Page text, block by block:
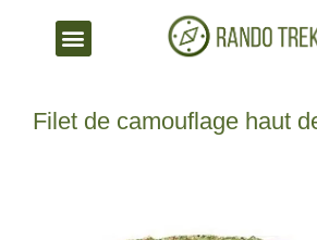
Filet de camouflage haut